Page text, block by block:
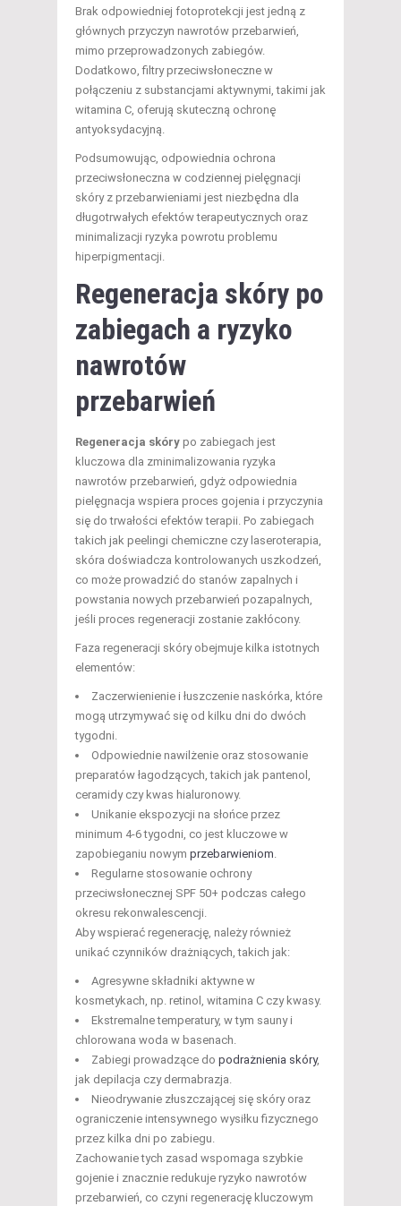
Brak odpowiedniej fotoprotekcji jest jedną z
głównych przyczyn nawrotów przebarwień,
mimo przeprowadzonych zabiegów.
Dodatkowo, filtry przeciwsłoneczne w
połączeniu z substancjami aktywnymi, takimi jak
witamina C, oferują skuteczną ochronę
antyoksydacyjną.
Podsumowując, odpowiednia ochrona
przeciwsłoneczna w codziennej pielęgnacji
skóry z przebarwieniami jest niezbędna dla
długotrwałych efektów terapeutycznych oraz
minimalizacji ryzyka powrotu problemu
hiperpigmentacji.
Regeneracja skóry po
zabiegach a ryzyko
nawrotów
przebarwień
Regeneracja skóry po zabiegach jest
kluczowa dla zminimalizowania ryzyka
nawrotów przebarwień, gdyż odpowiednia
pielęgnacja wspiera proces gojenia i przyczynia
się do trwałości efektów terapii. Po zabiegach
takich jak peelingi chemiczne czy laseroterapia,
skóra doświadcza kontrolowanych uszkodzeń,
co może prowadzić do stanów zapalnych i
powstania nowych przebarwień pozapalnych,
jeśli proces regeneracji zostanie zakłócony.
Faza regeneracji skóry obejmuje kilka istotnych
elementów:
Zaczerwienienie i łuszczenie naskórka, które
mogą utrzymywać się od kilku dni do dwóch
tygodni.
Odpowiednie nawilżenie oraz stosowanie
preparatów łagodzących, takich jak pantenol,
ceramidy czy kwas hialuronowy.
Unikanie ekspozycji na słońce przez
minimum 4-6 tygodni, co jest kluczowe w
zapobieganiu nowym przebarwieniom.
Regularne stosowanie ochrony
przeciwsłonecznej SPF 50+ podczas całego
okresu rekonwalescencji.
Aby wspierać regenerację, należy również
unikać czynników drażniących, takich jak:
Agresywne składniki aktywne w
kosmetykach, np. retinol, witamina C czy kwasy.
Ekstremalne temperatury, w tym sauny i
chlorowana woda w basenach.
Zabiegi prowadzące do podrażnienia skóry,
jak depilacja czy dermabrazja.
Nieodrywanie złuszczającej się skóry oraz
ograniczenie intensywnego wysiłku fizycznego
przez kilka dni po zabiegu.
Zachowanie tych zasad wspomaga szybkie
gojenie i znacznie redukuje ryzyko nawrotów
przebarwień, co czyni regenerację kluczowym